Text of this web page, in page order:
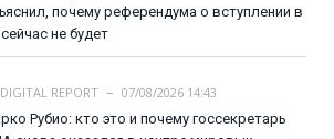
почему референдума о вступлении в
не будет
DIGITAL REPORT
07/08/2026 14:43
Рубио: кто это и почему госсекретарь